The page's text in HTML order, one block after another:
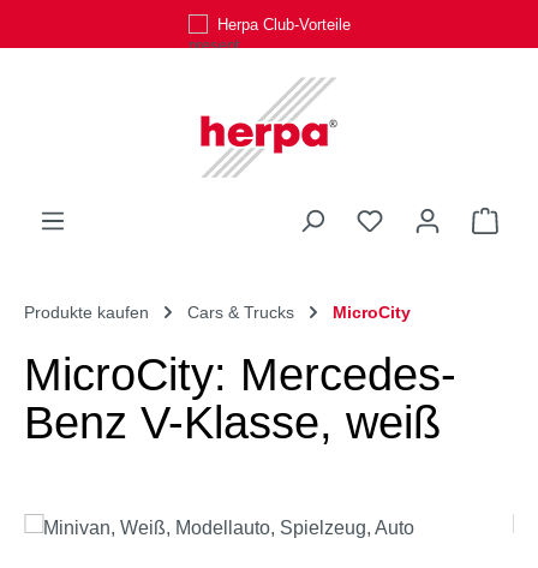
Zum Hauptinhalt springenHerpa Club-Vorteile
Du hast 0
Produkte kaufen Cars & Trucks MicroCity
MicroCity: Mercedes-
Benz V-Klasse, weiß
Bildergalerie überspringen